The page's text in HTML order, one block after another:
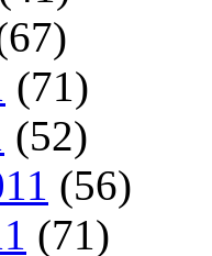
(71)
(52)
(56)
(71)